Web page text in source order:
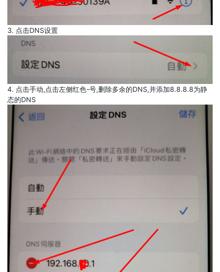
3. 点击DNS设置
4. 点击手动,点击左侧红色-号,删除多余的DNS,并添加8.8.8.8为静
态的DNS